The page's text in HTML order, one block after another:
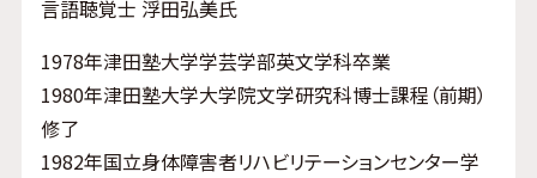
言語聴覚士 浮田弘美氏
1978年津田塾大学学芸学部英文学科卒業
1980年津田塾大学大学院文学研究科博士課程（前期）
修了
1982年国立身体障害者リハビリテーションセンター学